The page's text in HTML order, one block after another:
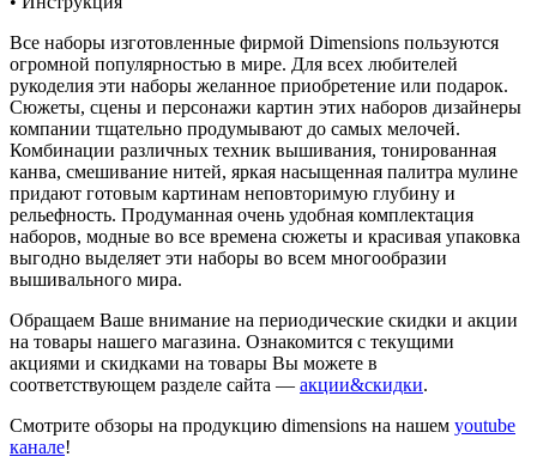
Все наборы изготовленные фирмой Dimensions пользуются
огромной популярностью в мире. Для всех любителей
рукоделия эти наборы желанное приобретение или подарок.
Сюжеты, сцены и персонажи картин этих наборов дизайнеры
компании тщательно продумывают до самых мелочей.
Комбинации различных техник вышивания, тонированная
канва, смешивание нитей, яркая насыщенная палитра мулине
придают готовым картинам неповторимую глубину и
рельефность. Продуманная очень удобная комплектация
наборов, модные во все времена сюжеты и красивая упаковка
выгодно выделяет эти наборы во всем многообразии
вышивального мира.
Обращаем Ваше внимание на периодические скидки и акции
на товары нашего магазина. Ознакомится с текущими
акциями и скидками на товары Вы можете в
соответствующем разделе сайта — акции&скидки.
Смотрите обзоры на продукцию dimensions на нашем youtube
канале!